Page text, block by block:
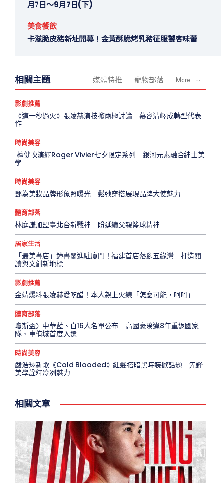
月7日～9月7日(下)
美食餐飲
卡滋脆皮豬新址開幕！金黃酥脆烤乳豬征服饕客味蕾
相關主題 媒體特推 寵物部落 More
影劇推薦
《這一秒過火》張凌赫演技掀兩極討論 慕容清嶧成轉型代表
作
時尚美容
檀健次演繹Roger Vivier七夕限定系列 銀河元素融合紳士美
學
時尚美容
鄧為美妝品牌形象照曝光 鬆弛穿搭展現品牌大使魅力
體育部落
林庭謙加盟臺北台新戰神 盼延續父親籃球精神
居家生活
「最美書店」鐘書閣進駐廈門！福建首店落腳五緣灣 打造閱
讀與文創新地標
影劇推薦
金靖爆料張凌赫愛吃醋！本人親上火線「怎麼可能，呵呵」
體育部落
瓊斯盃》中華藍、白16人名單公布 高國豪暌違8年重返國家
隊、車侑城首度入選
時尚美容
嚴浩翔新歌《Cold Blooded》紅髮搭暗黑時裝掀話題 先鋒
美學詮釋冷冽魅力
相關文章